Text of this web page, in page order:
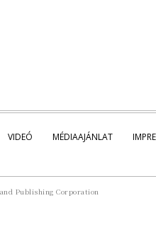
VIDEÓ MÉDIAAJÁNLAT
Publishing Corporation